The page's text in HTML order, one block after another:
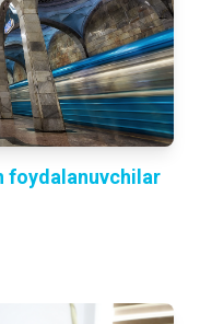
foydalanuvchilar